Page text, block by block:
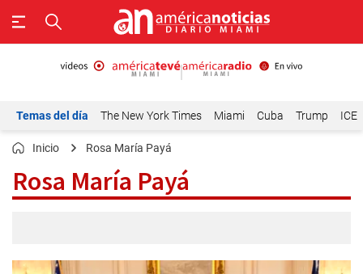
Temas del día The New York Times Miami Cuba Trump ICE
Inicio Rosa María Payá
Rosa María Payá